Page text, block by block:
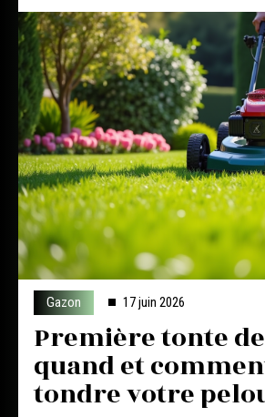
Gazon 17 juin 2026
Première tonte de
quand et
tondre votre